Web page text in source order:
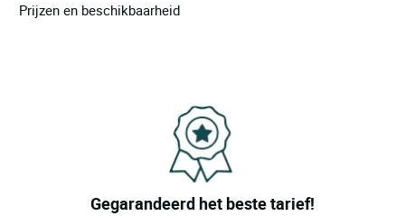
Prijzen en beschikbaarheid
Gegarandeerd het beste tarief!